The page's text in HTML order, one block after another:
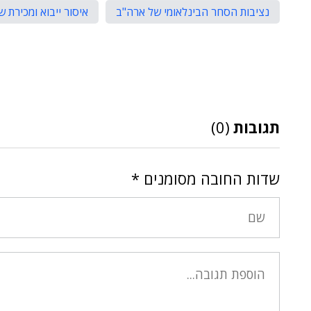
נציבות הסחר הבינלאומי של ארה"ב
איסור ייבוא
תגובות (0)
שדות החובה מסומנים *